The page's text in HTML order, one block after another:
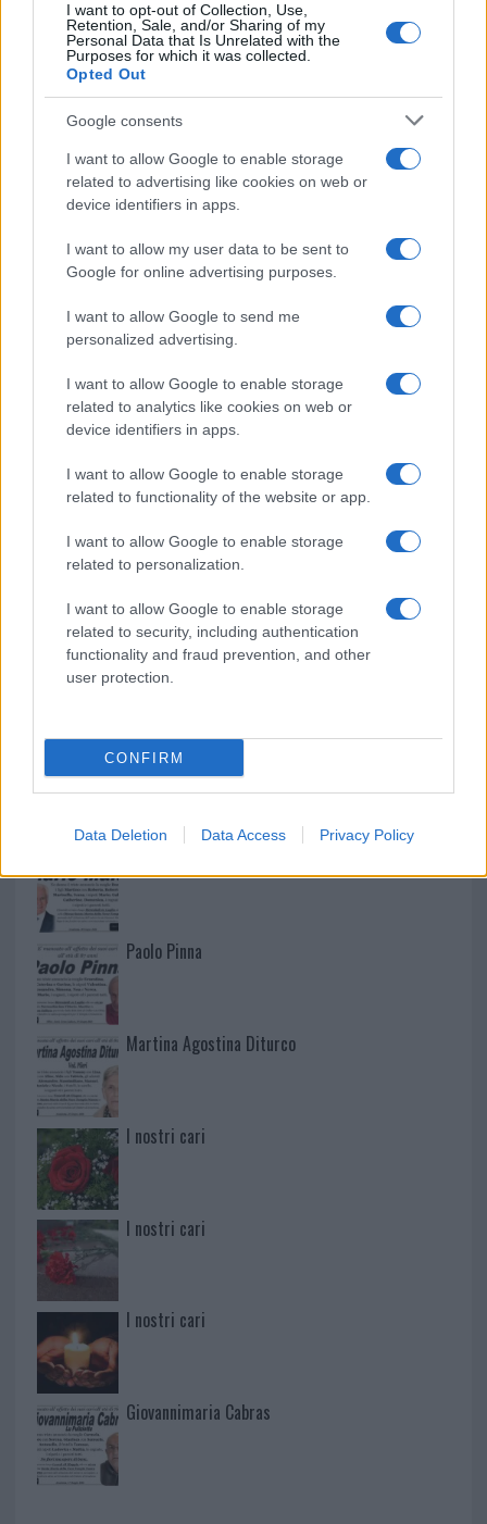
I want to opt-out of Collection, Use,
Retention, Sale, and/or Sharing of my
Personal Data that Is Unrelated with the
Purposes for which it was collected.
Opted Out
Google consents
I want to allow Google to enable storage
related to advertising like cookies on web or
device identifiers in apps.
I want to allow my user data to be sent to
Google for online advertising purposes.
I want to allow Google to send me
personalized advertising.
I want to allow Google to enable storage
related to analytics like cookies on web or
device identifiers in apps.
I want to allow Google to enable storage
related to functionality of the website or app.
I want to allow Google to enable storage
related to personalization.
I want to allow Google to enable storage
related to security, including authentication
functionality and fraud prevention, and other
user protection.
CONFIRM
Data Deletion Data Access Privacy Policy
Tre milioni di euro dalla Provincia Gallura per
nuove aule nelle scuole di Olbia
Incidente sulla provinciale 125, paura tra Olbia e
Incidente sulla strada provinciale ad Arzachena,
un ferito
Sangue, musica e solidarietà con Avis Olbia al
Delta Center
Meteo Olbia 9 agosto, temperature in calo
Salmo finisce in ospedale a Catania, ma il tour
NECROLOGIE
Paolo Pinna
Martina Agostina Diturco
I nostri cari
I nostri cari
I nostri cari
Giovannimaria Cabras